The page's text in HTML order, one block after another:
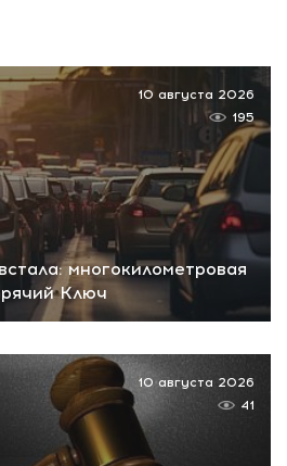
многокилометровая
Ключ
10 августа 2026
195
10 августа 2026
41